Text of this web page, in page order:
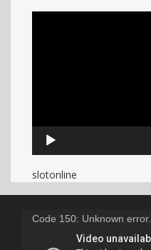
slotonline
Code 150: Unknown error.